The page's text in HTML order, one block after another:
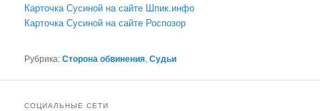
Карточка Сусиной на сайте Шпик.инфо
Карточка Сусиной на сайте Роспозор
Рубрика:Сторона обвинения,Судьи
СОЦИАЛЬНЫЕ СЕТИ